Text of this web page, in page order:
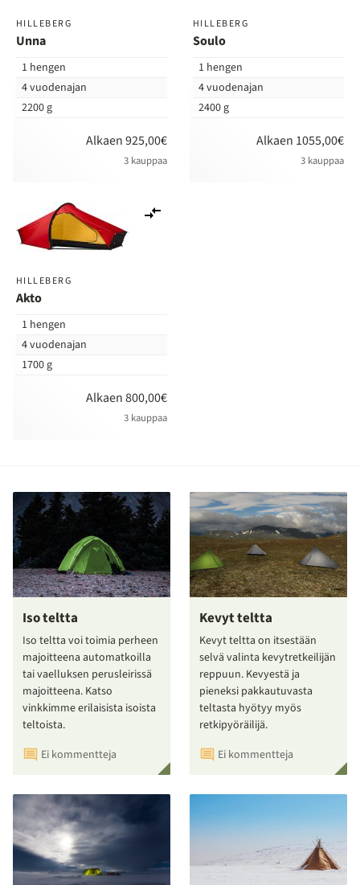
HILLEBERG
Unna
1 hengen
4 vuodenajan
2200 g
Alkaen 925,00€
3 kauppaa
HILLEBERG
Soulo
1 hengen
4 vuodenajan
2400 g
Alkaen 1055,00€
3 kauppaa
HILLEBERG
Akto
1 hengen
4 vuodenajan
1700 g
Alkaen 800,00€
3 kauppaa
Iso teltta
Iso teltta voi toimia perheen
majoitteena automatkoilla
tai vaelluksen perusleirissä
majoitteena. Katso
vinkkimme erilaisista isoista
teltoista.
Ei kommentteja
Kevyt teltta
Kevyt teltta on itsestään
selvä valinta kevytretkeilijän
reppuun. Kevyestä ja
pieneksi pakkautuvasta
teltasta hyötyy myös
retkipyöräilijä.
Ei kommentteja